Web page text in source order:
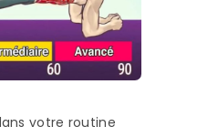
votre routine